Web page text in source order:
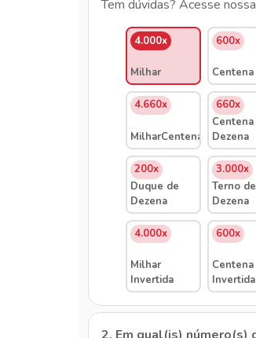
Tem dúvidas? Acesse
4.000x
Milhar
600x
Centena
4.660x
MilharCentenaDezena
660x
Centena
Dezena
200x
Duque de
Dezena
3.000x
Terno de
Dezena
4.000x
Milhar
Invertida
600x
Centena
Invertida